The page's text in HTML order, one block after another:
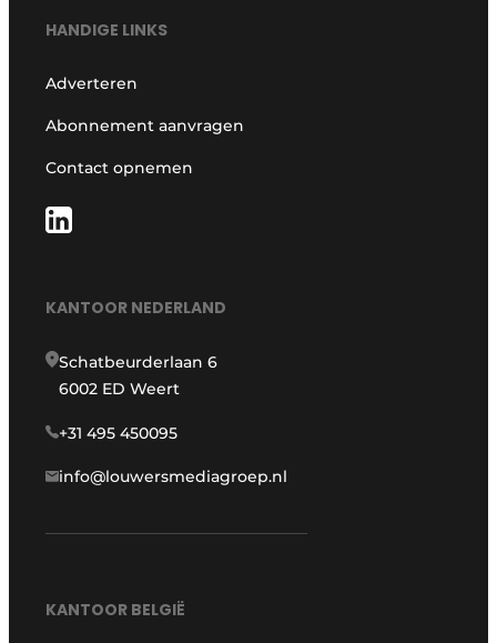
HANDIGE LINKS
Adverteren
Abonnement aanvragen
Contact opnemen
KANTOOR NEDERLAND
Schatbeurderlaan 6
6002 ED Weert
+31 495 450095
info@louwersmediagroep.nl
KANTOOR BELGIË